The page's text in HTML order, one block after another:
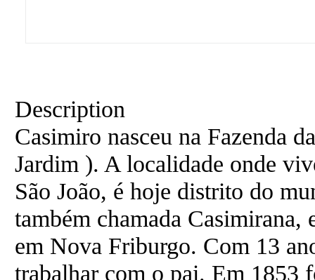
Description
Casimiro nasceu na Fazenda
Jardim ). A localidade onde
São João, é hoje distrito do
também chamada Casimirana,
em Nova Friburgo. Com 13
trabalhar com o pai. Em 1853